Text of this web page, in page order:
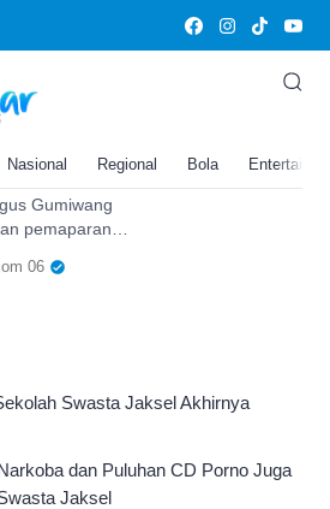
Nasional Regional Bola
Pasar
2025?
Gumiwang
pemaparan
menjadi
06
Swasta Jaksel Akhirnya
dan Puluhan CD Porno Juga
Jaksel